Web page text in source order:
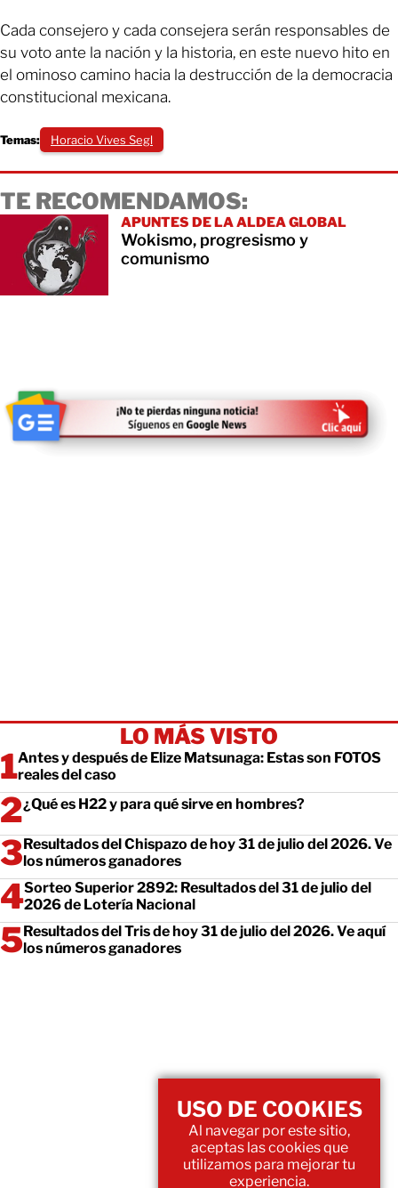
Cada consejero y cada consejera serán responsables de
su voto ante la nación y la historia, en este nuevo hito en
el ominoso camino hacia la destrucción de la democracia
constitucional mexicana.
Temas: Horacio Vives Segl
TE RECOMENDAMOS:
APUNTES DE LA ALDEA GLOBAL
Wokismo, progresismo y
comunismo
LO MÁS VISTO
Antes y después de Elize Matsunaga: Estas son FOTOS
reales del caso
¿Qué es H22 y para qué sirve en hombres?
Resultados del Chispazo de hoy 31 de julio del 2026. Ve
los números ganadores
Sorteo Superior 2892: Resultados del 31 de julio del
2026 de Lotería Nacional
Resultados del Tris de hoy 31 de julio del 2026. Ve aquí
los números ganadores
USO DE COOKIES
Al navegar por este sitio,
aceptas las cookies que
utilizamos para mejorar tu
experiencia.